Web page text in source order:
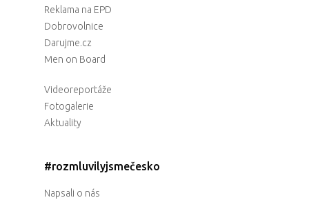
Reklama na EPD
Dobrovolnice
Darujme.cz
Men on Board
Videoreportáže
Fotogalerie
Aktuality
#rozmluvilyjsmečesko
Napsali o nás